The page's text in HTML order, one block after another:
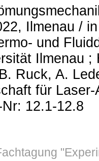
Ilmenau /
und
Ilmenau ;
Ruck, A.
für
12.1-12.8